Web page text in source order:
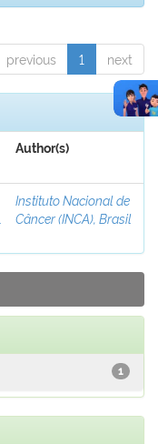
previous 1 next
Author(s)
Instituto Nacional de
Câncer (INCA), Brasil
1